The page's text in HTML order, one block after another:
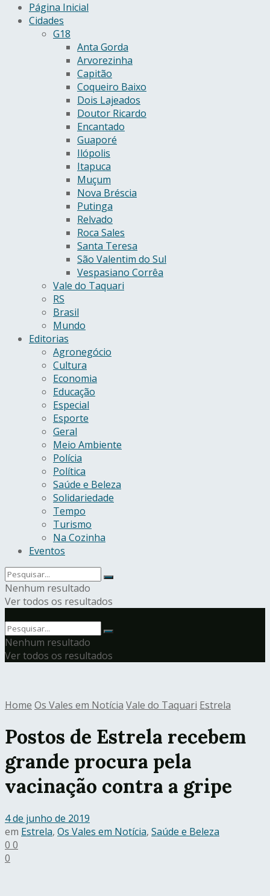
Página Inicial
Cidades
G18
Anta Gorda
Arvorezinha
Capitão
Coqueiro Baixo
Dois Lajeados
Doutor Ricardo
Encantado
Guaporé
Ilópolis
Itapuca
Muçum
Nova Bréscia
Putinga
Relvado
Roca Sales
Santa Teresa
São Valentim do Sul
Vespasiano Corrêa
Vale do Taquari
RS
Brasil
Mundo
Editorias
Agronegócio
Cultura
Economia
Educação
Especial
Esporte
Geral
Meio Ambiente
Polícia
Política
Saúde e Beleza
Solidariedade
Tempo
Turismo
Na Cozinha
Eventos
Nenhum resultado
Ver todos os resultados
Nenhum resultado
Ver todos os resultados
Home Os Vales em Notícia Vale do Taquari Estrela
Postos de Estrela recebem
grande procura pela
vacinação contra a gripe
4 de junho de 2019
em Estrela, Os Vales em Notícia, Saúde e Beleza
0 0
0